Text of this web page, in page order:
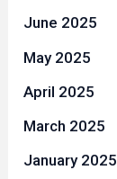
June 2025
May 2025
April 2025
March 2025
January 2025